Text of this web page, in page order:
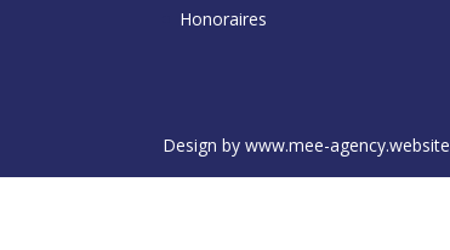
Honoraires
Design by www.mee-agency.website